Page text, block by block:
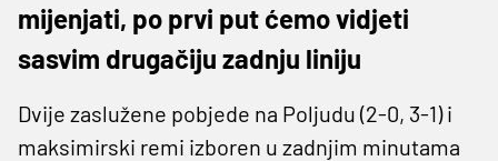
mijenjati, po prvi put ćemo vidjeti
sasvim drugačiju zadnju liniju
Dvije zaslužene pobjede na Poljudu (2-0, 3-1) i
maksimirski remi izboren u zadnjim minutama